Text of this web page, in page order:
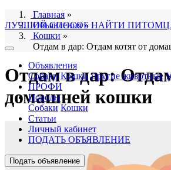
ЛУЧШИЙ СПОСОБ НАЙТИ
Объявления
Собаки Кошки Другие животные
ПРОФИ
Породы
Собаки Кошки
Статьи
Личный кабинет
ПОДАТЬ ОБЪЯВЛЕНИЕ
Подать объявление
Главная »
Объявления»
Кошки »
Отдам в дар: Отдам котят от
Отдам в дар:
домашней кошки